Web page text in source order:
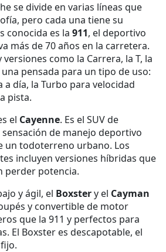
se divide en varias líneas que
pero cada una tiene su
conocida es la 911, el deportivo
más de 70 años en la carretera.
como la Carrera, la T, la
una pensada para un tipo de uso:
a día, la Turbo para velocidad
pista.
el Cayenne. Es el SUV de
de manejo deportivo
un todoterreno urbano. Los
incluyen versiones híbridas que
perder potencia.
y ágil, el Boxstery el Cayman
y convertible de motor
que la 911 y perfectos para
El Boxster es descapotable, el